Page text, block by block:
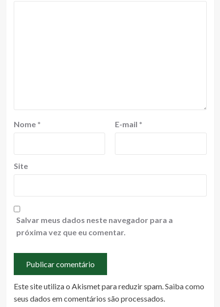
Nome * E-mail *
Site
Salvar meus dados neste navegador para a
próxima vez que eu comentar.
Este site utiliza o Akismet para reduzir spam.Saiba como
seus dados em comentários são processados.